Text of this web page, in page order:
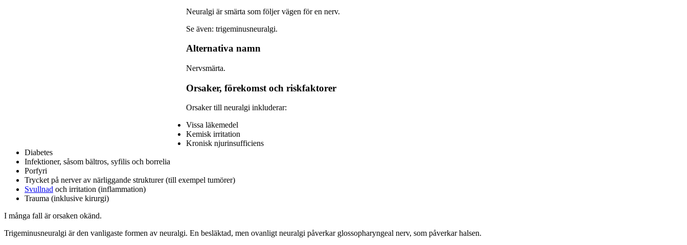
Neuralgi är smärta som följer vägen för en nerv.
Se även: trigeminusneuralgi.
Alternativa namn
Nervsmärta.
Orsaker, förekomst och riskfaktorer
Orsaker till neuralgi inkluderar:
Vissa läkemedel
Kemisk irritation
Kronisk njurinsufficiens
Diabetes
Infektioner, såsom bältros, syfilis och borrelia
Porfyri
Trycket på nerver av närliggande strukturer (till exempel tumörer)
Svullnad och irritation (inflammation)
Trauma (inklusive kirurgi)
I många fall är orsaken okänd.
Trigeminusneuralgi är den vanligaste formen av neuralgi. En besläktad, men ovanligt neuralgi påverkar glossopharyngeal nerv, som påverkar halsen.